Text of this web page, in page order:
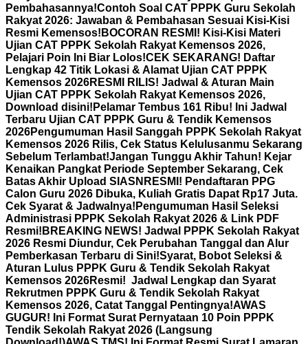
Pembahasannya!Contoh Soal CAT PPPK Guru Sekolah
Rakyat 2026: Jawaban & Pembahasan Sesuai Kisi-Kisi
Resmi Kemensos! BOCORAN RESMI! Kisi-Kisi Materi
Ujian CAT PPPK Sekolah Rakyat Kemensos 2026,
Pelajari Poin Ini Biar Lolos!CEK SEKARANG! Daftar
Lengkap 42 Titik Lokasi & Alamat Ujian CAT PPPK
Kemensos 2026RESMI RILIS! Jadwal & Aturan Main
Ujian CAT PPPK Sekolah Rakyat Kemensos 2026,
Download disini! Pelamar Tembus 161 Ribu! Ini Jadwal
Terbaru Ujian CAT PPPK Guru & Tendik Kemensos
2026Pengumuman Hasil Sanggah PPPK Sekolah Rakyat
Kemensos 2026 Rilis, Cek Status Kelulusanmu Sekarang
Sebelum Terlambat!Jangan Tunggu Akhir Tahun! Kejar
Kenaikan Pangkat Periode September Sekarang, Cek
Batas Akhir Upload SIASN RESMI! Pendaftaran PPG
Calon Guru 2026 Dibuka, Kuliah Gratis Dapat Rp17 Juta.
Cek Syarat & Jadwalnya! Pengumuman Hasil Seleksi
Administrasi PPPK Sekolah Rakyat 2026 & Link PDF
Resmi! BREAKING NEWS! Jadwal PPPK Sekolah Rakyat
2026 Resmi Diundur, Cek Perubahan Tanggal dan Alur
Pemberkasan Terbaru di Sini!Syarat, Bobot Seleksi &
Aturan Lulus PPPK Guru & Tendik Sekolah Rakyat
Kemensos 2026Resmi! Jadwal Lengkap dan Syarat
Rekrutmen PPPK Guru & Tendik Sekolah Rakyat
Kemensos 2026, Catat Tanggal Pentingnya!AWAS
GUGUR! Ini Format Surat Pernyataan 10 Poin PPPK
Tendik Sekolah Rakyat 2026 (Langsung